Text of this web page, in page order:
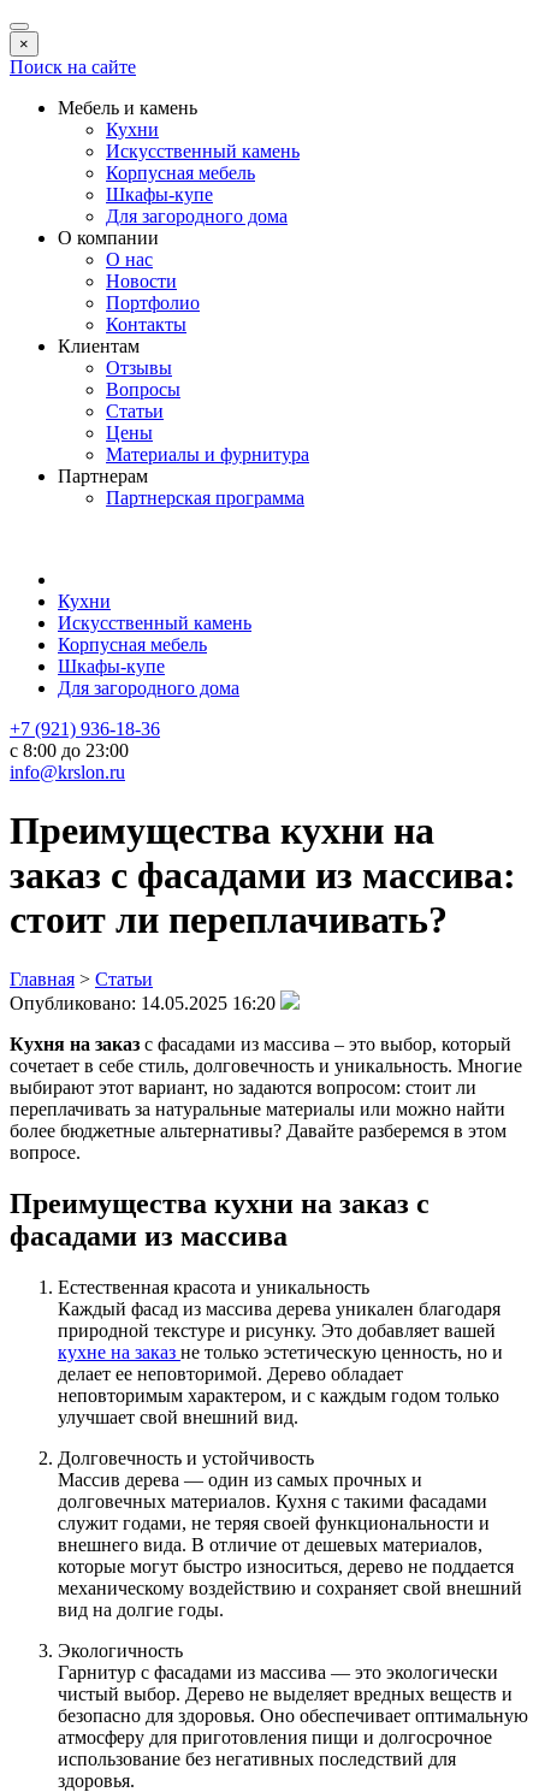
×
Поиск на сайте
Мебель и камень
Кухни
Искусственный камень
Корпусная мебель
Шкафы-купе
Для загородного дома
О компании
О нас
Новости
Портфолио
Контакты
Клиентам
Отзывы
Вопросы
Статьи
Цены
Материалы и фурнитура
Партнерам
Партнерская программа
Кухни
Искусственный камень
Корпусная мебель
Шкафы-купе
Для загородного дома
+7 (921) 936-18-36
с 8:00 до 23:00
info@krslon.ru
Преимущества кухни на
заказ с фасадами из массива:
стоит ли переплачивать?
Главная > Статьи
Опубликовано: 14.05.2025 16:20
Кухня на заказ с фасадами из массива – это выбор, который
сочетает в себе стиль, долговечность и уникальность. Многие
выбирают этот вариант, но задаются вопросом: стоит ли
переплачивать за натуральные материалы или можно найти
более бюджетные альтернативы? Давайте разберемся в этом
вопросе.
Преимущества кухни на заказ с
фасадами из массива
Естественная красота и уникальность
Каждый фасад из массива дерева уникален благодаря
природной текстуре и рисунку. Это добавляет вашей
кухне на заказ не только эстетическую ценность, но и
делает ее неповторимой. Дерево обладает
неповторимым характером, и с каждым годом только
улучшает свой внешний вид.
Долговечность и устойчивость
Массив дерева — один из самых прочных и
долговечных материалов. Кухня с такими фасадами
служит годами, не теряя своей функциональности и
внешнего вида. В отличие от дешевых материалов,
которые могут быстро износиться, дерево не поддается
механическому воздействию и сохраняет свой внешний
вид на долгие годы.
Экологичность
Гарнитур с фасадами из массива — это экологически
чистый выбор. Дерево не выделяет вредных веществ и
безопасно для здоровья. Оно обеспечивает оптимальную
атмосферу для приготовления пищи и долгосрочное
использование без негативных последствий для
здоровья.